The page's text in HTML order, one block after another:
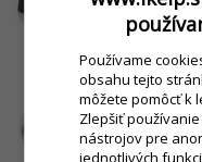
Používame
obsahu tejto
môžete pomôcť k
Zlepšiť
nástrojov pre
jednotlivých